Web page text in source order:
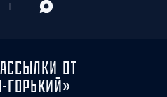
ОТ
ГОРЬКИЙ»